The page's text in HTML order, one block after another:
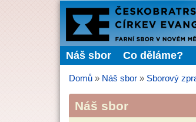
FARNÍ
SBOR
ČCE
Hlavní menu
Náš sbor Co děláme?
Jste zde
Domů » Náš sbor » Sborový
Náš sbor